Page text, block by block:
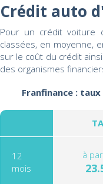
Crédit auto
Pour un crédit voiture
classées, en moyenne,
sur le coût du crédit
des organismes
Franfinance :
12
mois
à